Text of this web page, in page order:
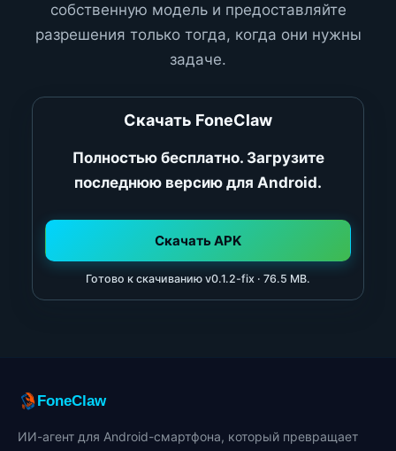
собственную модель и предоставляйте
разрешения только тогда, когда они нужны
задаче.
Скачать FoneClaw
Полностью бесплатно. Загрузите
последнюю версию для Android.
Скачать APK
Готово к скачиванию v0.1.2-fix · 76.5 MB.
FoneClaw
ИИ-агент для Android-смартфона, который превращает